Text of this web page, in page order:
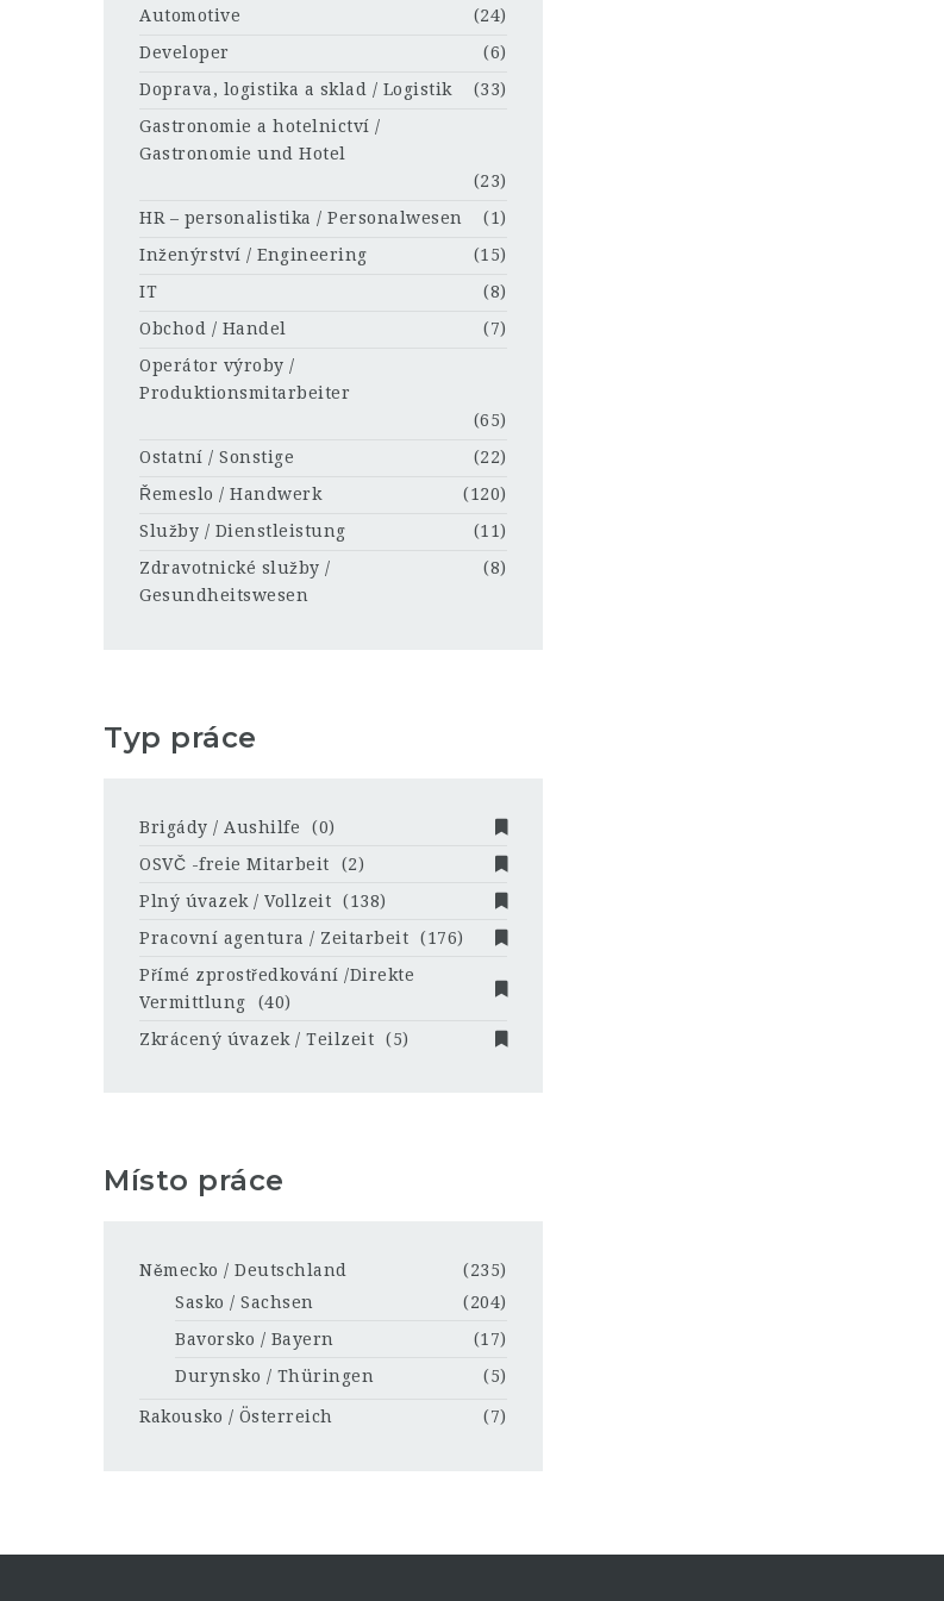
Automotive
(24)
Developer
(6)
Doprava, logistika a sklad / Logistik
(33)
Gastronomie a hotelnictví /
Gastronomie und Hotel
(23)
HR – personalistika / Personalwesen
(1)
Inženýrství / Engineering
(15)
IT
(8)
Obchod / Handel
(7)
Operátor výroby /
Produktionsmitarbeiter
(65)
Ostatní / Sonstige
(22)
Řemeslo / Handwerk
(120)
Služby / Dienstleistung
(11)
Zdravotnické služby /
Gesundheitswesen
(8)
Typ práce
Brigády / Aushilfe
(0)
OSVČ -freie Mitarbeit
(2)
Plný úvazek / Vollzeit
(138)
Pracovní agentura / Zeitarbeit
(176)
Přímé zprostředkování /Direkte
Vermittlung
(40)
Zkrácený úvazek / Teilzeit
(5)
Místo práce
Německo / Deutschland
(235)
Sasko / Sachsen
(204)
Bavorsko / Bayern
(17)
Durynsko / Thüringen
(5)
Rakousko / Österreich (7)